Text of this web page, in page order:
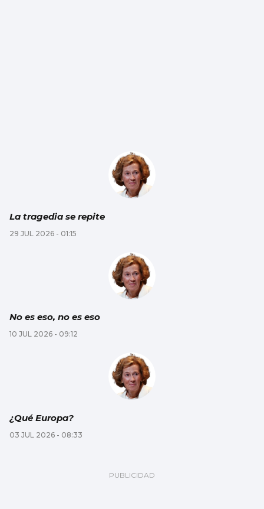
La tragedia se repite
29 JUL 2026 - 01:15
No es eso, no es eso
10 JUL 2026 - 09:12
¿Qué Europa?
03 JUL 2026 - 08:33